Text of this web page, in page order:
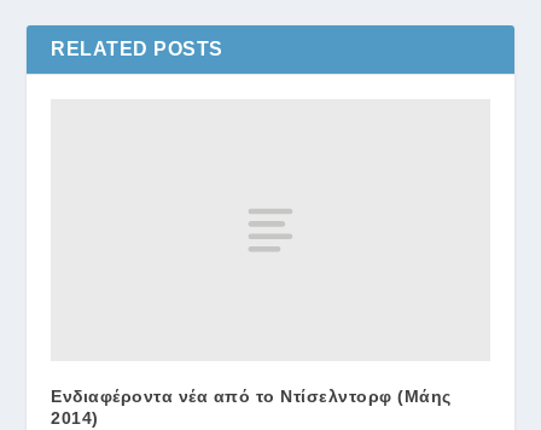
RELATED POSTS
Ενδιαφέροντα νέα από το Ντίσελντορφ (Μάης
2014)